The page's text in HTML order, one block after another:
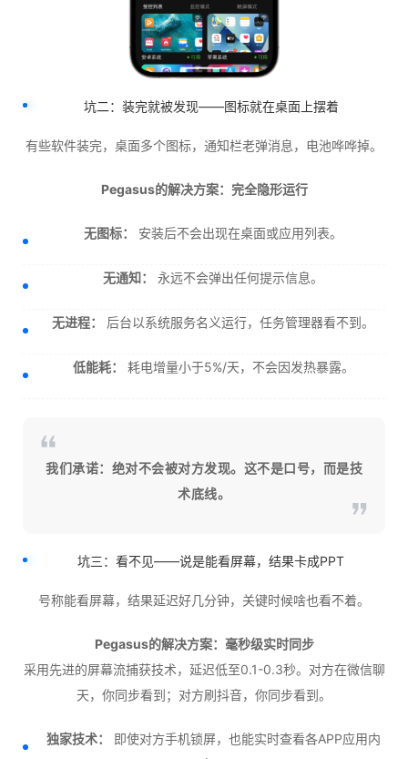
坑二：装完就被发现——图标就在桌面上摆着
有些软件装完，桌面多个图标，通知栏老弹消息，电池哗哗掉。
Pegasus的解决方案：完全隐形运行
无图标： 安装后不会出现在桌面或应用列表。
无通知： 永远不会弹出任何提示信息。
无进程： 后台以系统服务名义运行，任务管理器看不到。
低能耗： 耗电增量小于5%/天，不会因发热暴露。
我们承诺：绝对不会被对方发现。这不是口号，而是技
术底线。
坑三：看不见——说是能看屏幕，结果卡成PPT
号称能看屏幕，结果延迟好几分钟，关键时候啥也看不着。
Pegasus的解决方案：毫秒级实时同步
采用先进的屏幕流捕获技术，延迟低至0.1-0.3秒。对方在微信聊
天，你同步看到；对方刷抖音，你同步看到。
独家技术：
即使对方手机锁屏，也能实时查看各APP应用内